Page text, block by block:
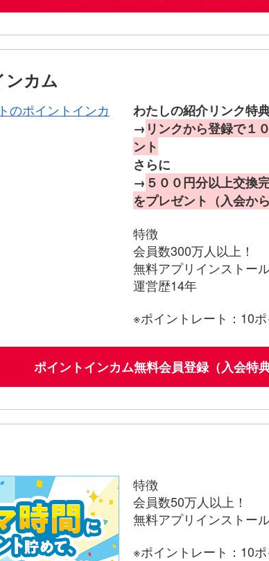
ンカム
わたしの紹介リンク特
→ リンクから登録で１
ント
さらに
→ ５００円分以上交換
をプレゼント（入会か
特徴
会員数300万人以上！
無料アプリインストー
運営歴14年
※ポイントレート：10
ポイントインカム無料会員登録（入会特典
特徴
会員数50万人以上！
無料アプリインストー
※ポイントレート：10